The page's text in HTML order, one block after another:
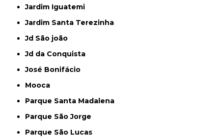
Jardim Iguatemi
Jardim Santa Terezinha
Jd São joão
Jd da Conquista
José Bonifácio
Mooca
Parque Santa Madalena
Parque São Jorge
Parque São Lucas